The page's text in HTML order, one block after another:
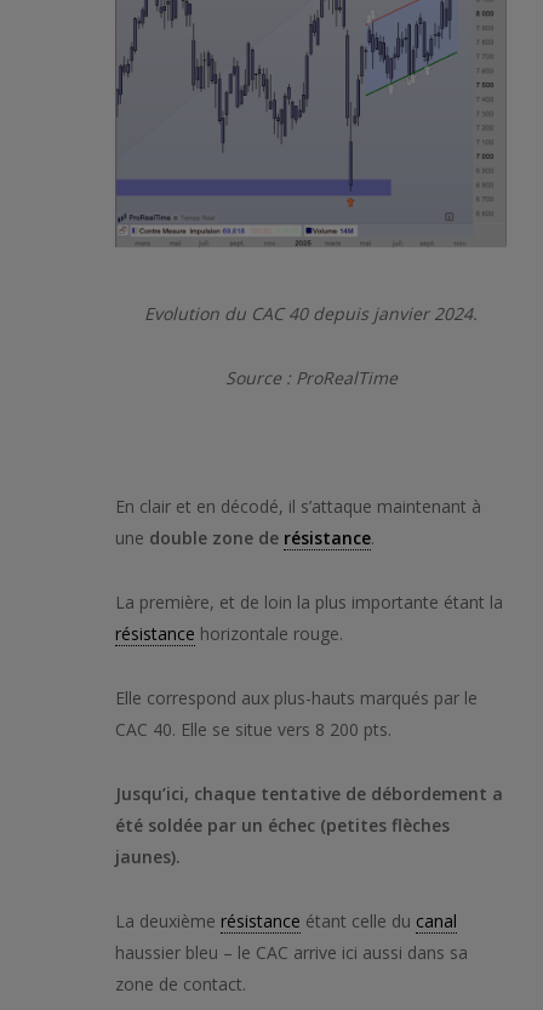
Evolution du CAC 40 depuis janvier 2024.
Source : ProRealTime
En clair et en décodé, il s’attaque maintenant à
une double zone de résistance.
La première, et de loin la plus importante étant la
résistance horizontale rouge.
Elle correspond aux plus-hauts marqués par le
CAC 40. Elle se situe vers 8 200 pts.
Jusqu’ici, chaque tentative de débordement a
été soldée par un échec (petites flèches
jaunes).
La deuxième résistance étant celle du canal
haussier bleu – le CAC arrive ici aussi dans sa
zone de contact.